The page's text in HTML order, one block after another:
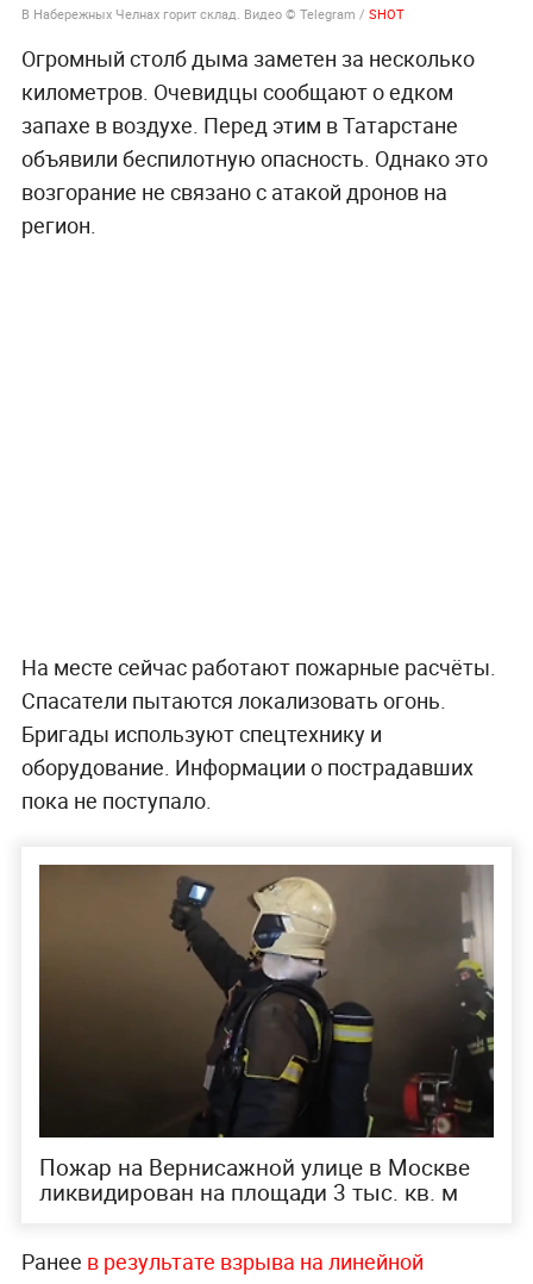
В Набережных Челнах горит склад. Видео © Telegram / SHOT
Огромный столб дыма заметен за несколько
километров. Очевидцы сообщают о едком
запахе в воздухе. Перед этим в Татарстане
объявили беспилотную опасность. Однако это
возгорание не связано с атакой дронов на
регион.
На месте сейчас работают пожарные расчёты.
Спасатели пытаются локализовать огонь.
Бригады используют спецтехнику и
оборудование. Информации о пострадавших
пока не поступало.
Пожар на Вернисажной улице в Москве
ликвидирован на площади 3 тыс. кв. м
Ранее в результате взрыва на линейной